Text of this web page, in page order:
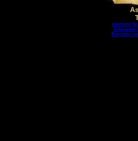
contexte
Sébastien
Bonnets